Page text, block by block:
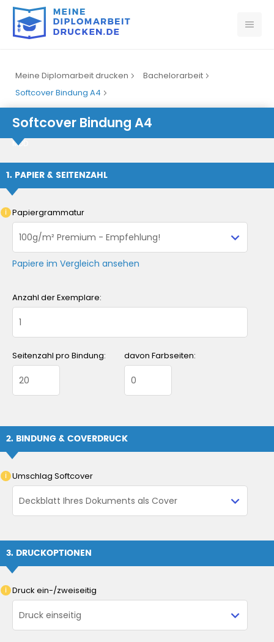
Meine Diplomarbeit drucken
Bachelorarbeit
Softcover Bindung A4
Softcover Bindung A4
MDD
1. PAPIER & SEITENZAHL
Papiergrammatur
Papiere im Vergleich ansehen
Anzahl der Exemplare:
Seitenzahl pro Bindung: davon Farbseiten:
2. BINDUNG & COVERDRUCK
Umschlag Softcover
3. DRUCKOPTIONEN
Druck ein-/zweiseitig